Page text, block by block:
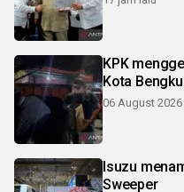
KPK
Kota
06 August 2026
Isuzu
Sweeper